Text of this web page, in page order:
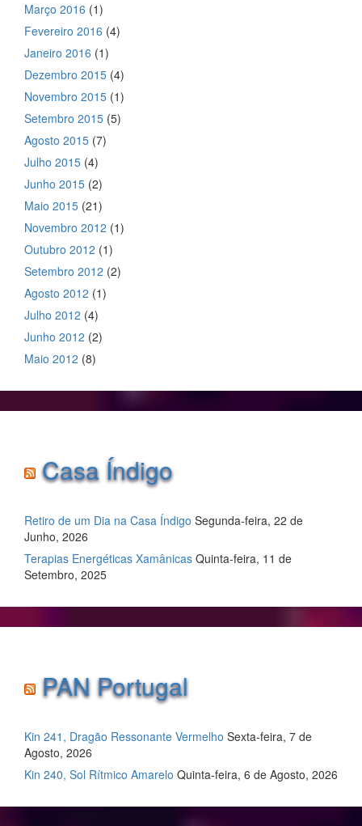
Março 2016 (1)
Fevereiro 2016 (4)
Janeiro 2016 (1)
Dezembro 2015 (4)
Novembro 2015 (1)
Setembro 2015 (5)
Agosto 2015 (7)
Julho 2015 (4)
Junho 2015 (2)
Maio 2015 (21)
Novembro 2012 (1)
Outubro 2012 (1)
Setembro 2012 (2)
Agosto 2012 (1)
Julho 2012 (4)
Junho 2012 (2)
Maio 2012 (8)
Casa Índigo
Retiro de um Dia na Casa Índigo Segunda-feira, 22 de
Junho, 2026
Terapias Energéticas Xamânicas Quinta-feira, 11 de
Setembro, 2025
PAN Portugal
Kin 241, Dragão Ressonante Vermelho Sexta-feira, 7 de
Agosto, 2026
Kin 240, Sol Rítmico Amarelo Quinta-feira, 6 de Agosto, 2026